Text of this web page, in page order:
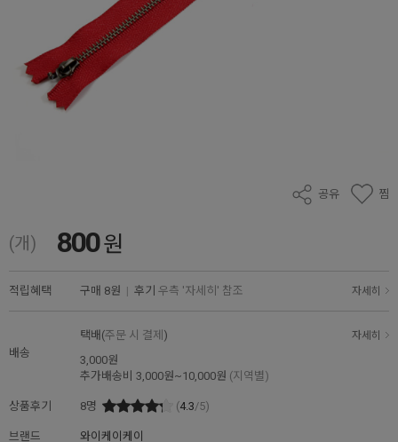
공유 찜
(개) 800원
적립혜택 구매 8원 | 후기 우측 '자세히' 참조 자세히
배송
택배(주문 시 결제 ) 자세히
3,000원
추가배송비 3,000원~10,000원 (지역별)
상품후기 8명 (4.3/5)
브랜드 와이케이케이